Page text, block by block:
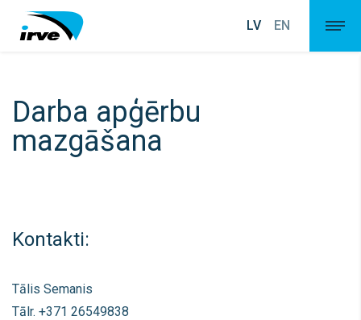
LV EN
Darba apģērbu
mazgāšana
Kontakti:
Tālis Semanis
Tālr. +371 26549838